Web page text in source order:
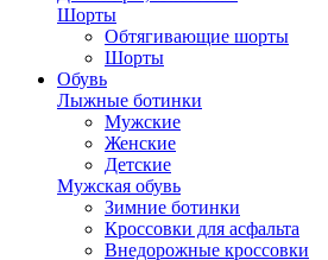
Шорты
Обтягивающие шорты
Шорты
Обувь
Лыжные ботинки
Мужские
Женские
Детские
Мужская обувь
Зимние ботинки
Кроссовки для асфальта
Внедорожные кроссовки